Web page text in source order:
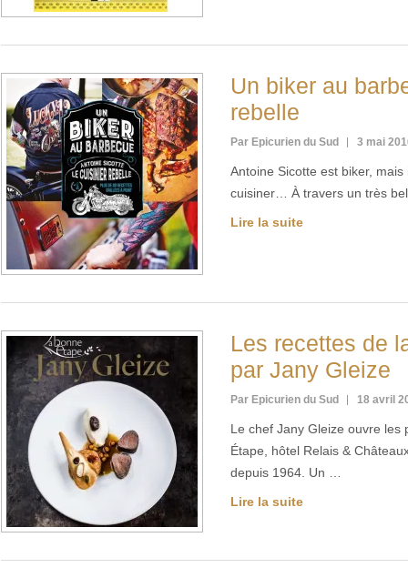
Un biker au
rebelle
Par Epicurien du Sud 3 mai
Antoine Sicotte est biker,
cuisiner… À travers un très
Lire la suite
Les recettes de
par Jany Gleize
Par Epicurien du Sud 18 avril
Le chef Jany Gleize ouvre les
Étape, hôtel Relais &
depuis 1964. Un …
Lire la suite